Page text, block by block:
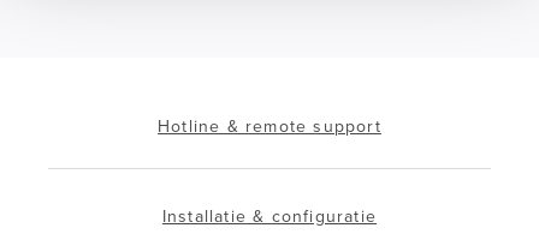
Hotline & remote support
Installatie & configuratie